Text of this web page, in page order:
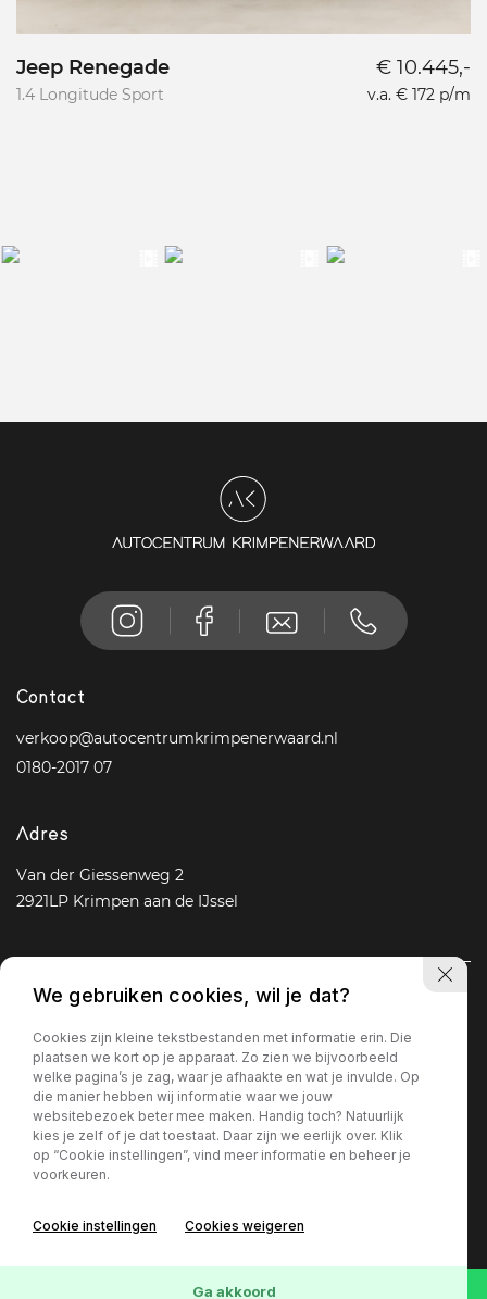
Jeep Renegade
1.4 Longitude Sport
€ 10.445,-
v.a. € 172 p/m
Contact
verkoop@autocentrumkrimpenerwaard.nl
0180-2017 07
Adres
Van der Giessenweg 2
2921LP Krimpen aan de IJssel
AanbodDiensten Over onsVacatureContact
Openingstijden
Ma - Vr
09 : 00 - 18 : 00
Privacy policy
We gebruiken cookies, wil je dat?
Cookies zijn kleine tekstbestanden met informatie erin. Die
plaatsen we kort op je apparaat. Zo zien we bijvoorbeeld
welke pagina’s je zag, waar je afhaakte en wat je invulde. Op
die manier hebben wij informatie waar we jouw
websitebezoek beter mee maken. Handig toch? Natuurlijk
kies je zelf of je dat toestaat. Daar zijn we eerlijk over. Klik
op “Cookie instellingen”, vind meer informatie en beheer je
voorkeuren.
Cookie instellingen Cookies weigeren
Ga akkoord